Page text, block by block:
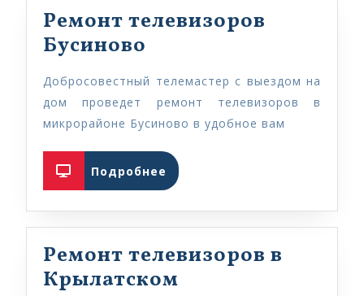
Ремонт телевизоров
Бусиново
телевизоров
Бусиново
Добросовестный телемастер с выездом на
дом проведет ремонт телевизоров в
микрорайоне Бусиново в удобное вам
Подробнее
Подробнее
Ремонт телевизоров в
Крылатском